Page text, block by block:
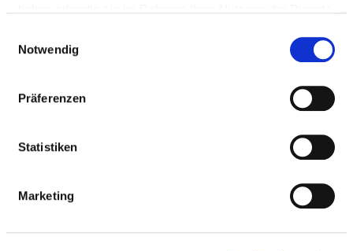
Notwendig
Präferenzen
Statistiken
Marketing
Behandlungsmethoden
Krankenhausärzten und
Risikoschwangerschaften,
Ultraschalldiagnostik 3D /
4D